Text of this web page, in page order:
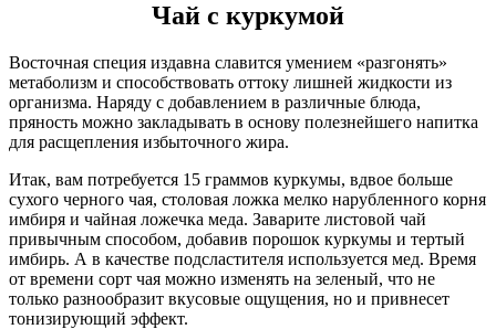
Чай с куркумой
Восточная специя издавна славится умением «разгонять»
метаболизм и способствовать оттоку лишней жидкости из
организма. Наряду с добавлением в различные блюда,
пряность можно закладывать в основу полезнейшего напитка
для расщепления избыточного жира.
Итак, вам потребуется 15 граммов куркумы, вдвое больше
сухого черного чая, столовая ложка мелко нарубленного корня
имбиря и чайная ложечка меда. Заварите листовой чай
привычным способом, добавив порошок куркумы и тертый
имбирь. А в качестве подсластителя используется мед. Время
от времени сорт чая можно изменять на зеленый, что не
только разнообразит вкусовые ощущения, но и привнесет
тонизирующий эффект.